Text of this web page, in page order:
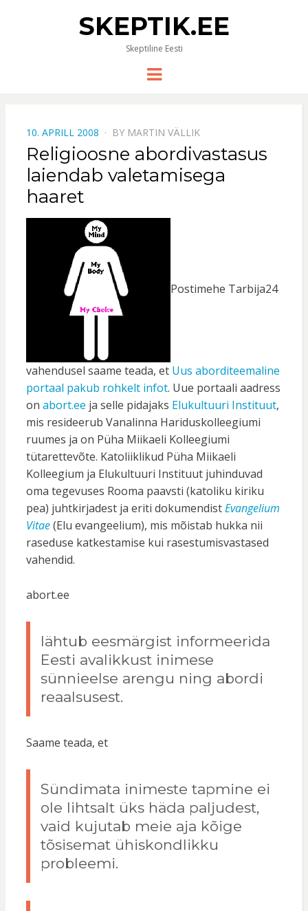
SKEPTIK.EE
Skeptiline Eesti
Menu
POSTED
ON
10. APRILL 2008 BY MARTIN VÄLLIK
Religioosne abordivastasus
laiendab valetamisega
haaret
Postimehe Tarbija24
vahendusel saame teada, et Uus aborditeemaline
portaal pakub rohkelt infot. Uue portaali aadress
on abort.ee ja selle pidajaks Elukultuuri Instituut,
mis resideerub Vanalinna Hariduskolleegiumi
ruumes ja on Püha Miikaeli Kolleegiumi
tütarettevõte. Katoliiklikud Püha Miikaeli
Kolleegium ja Elukultuuri Instituut juhinduvad
oma tegevuses Rooma paavsti (katoliku kiriku
pea) juhtkirjadest ja eriti dokumendistEvangelium
Vitae(Elu evangeelium), mis mõistab hukka nii
raseduse katkestamise kui rasestumisvastased
vahendid.
abort.ee
lähtub eesmärgist informeerida
Eesti avalikkust inimese
sünnieelse arengu ning abordi
reaalsusest.
Saame teada, et
Sündimata inimeste tapmine ei
ole lihtsalt üks häda paljudest,
vaid kujutab meie aja kõige
tõsisemat ühiskondlikku
probleemi.